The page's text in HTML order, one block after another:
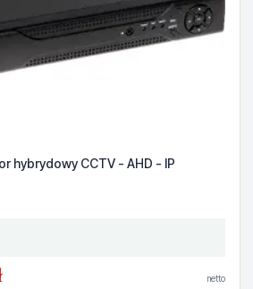
hybrydowy CCTV - AHD - IP
netto